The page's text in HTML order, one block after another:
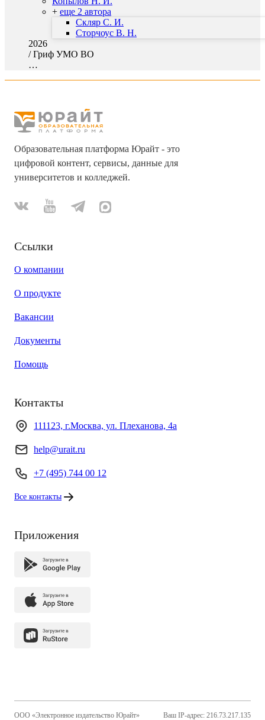
+ еще 2 автора
Скляр С. И.
Сторчоус В. Н.
2026
/Гриф УМО ВО
…
Образовательная платформа Юрайт - это
цифровой контент, сервисы, данные для
университетов и колледжей.
Ссылки
О компании
О продукте
Вакансии
Документы
Помощь
Контакты
111123, г.Москва, ул. Плеханова, 4а
help@urait.ru
+7 (495) 744 00 12
Все контакты
Приложения
ООО «Электронное издательство Юрайт»
Ваш IP-адрес: 216.73.217.135